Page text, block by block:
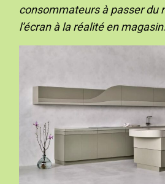
consommateurs à passer du
l’écran à la réalité en magasin